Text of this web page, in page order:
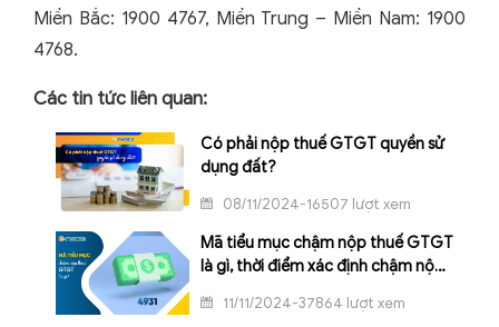
Miền Bắc: 1900 4767, Miền Trung – Miền Nam: 1900
4768.
Các tin tức liên quan:
Có phải nộp thuế GTGT quyền sử
dụng đất?
08/11/2024-16507 lượt xem
Mã tiểu mục chậm nộp thuế GTGT
là gì, thời điểm xác định chậm nộp
11/11/2024-37864 lượt xem